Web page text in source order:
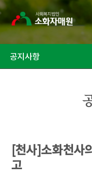
공지사항
[천사]소화천사
고